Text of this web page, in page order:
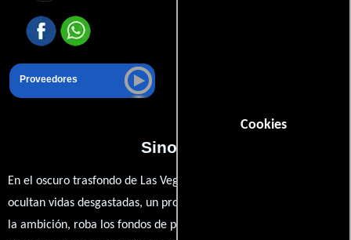
Cookies
Proveedores
Sinopsis
En el oscuro trasfondo de Las Vegas, donde las luces brillantes
ocultan vidas desgastadas, un propietario de casino, cegado por
la ambición, roba los fondos de pensiones de sus empleados.